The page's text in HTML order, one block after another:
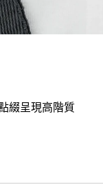
綴呈現高階質